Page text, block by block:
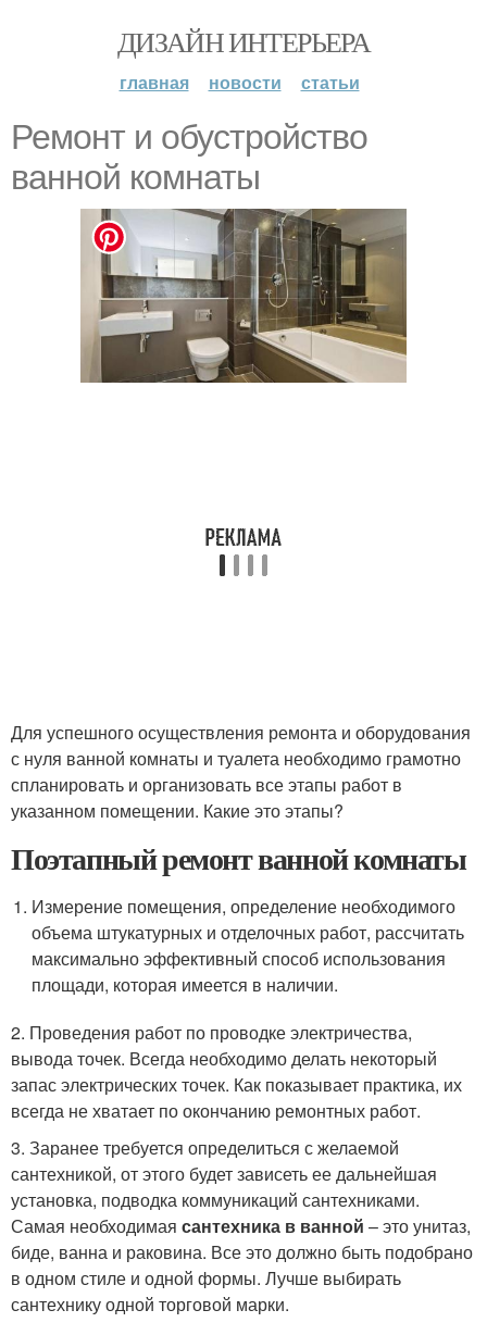
ДИЗАЙН ИНТЕРЬЕРА
главная новости статьи
Ремонт и обустройство
ванной комнаты
Для успешного осуществления ремонта и оборудования
с нуля ванной комнаты и туалета необходимо грамотно
спланировать и организовать все этапы работ в
указанном помещении. Какие это этапы?
Поэтапный ремонт ванной комнаты
Измерение помещения, определение необходимого
объема штукатурных и отделочных работ, рассчитать
максимально эффективный способ использования
площади, которая имеется в наличии.
2. Проведения работ по проводке электричества,
вывода точек. Всегда необходимо делать некоторый
запас электрических точек. Как показывает практика, их
всегда не хватает по окончанию ремонтных работ.
3. Заранее требуется определиться с желаемой
сантехникой, от этого будет зависеть ее дальнейшая
установка, подводка коммуникаций сантехниками.
Самая необходимая сантехника в ванной – это унитаз,
биде, ванна и раковина. Все это должно быть подобрано
в одном стиле и одной формы. Лучше выбирать
сантехнику одной торговой марки.